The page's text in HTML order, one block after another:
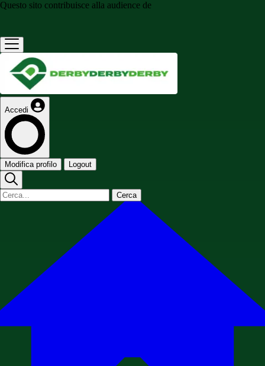
Questo sito contribuisce alla audience de
Accedi
Modifica profilo Logout
Cerca